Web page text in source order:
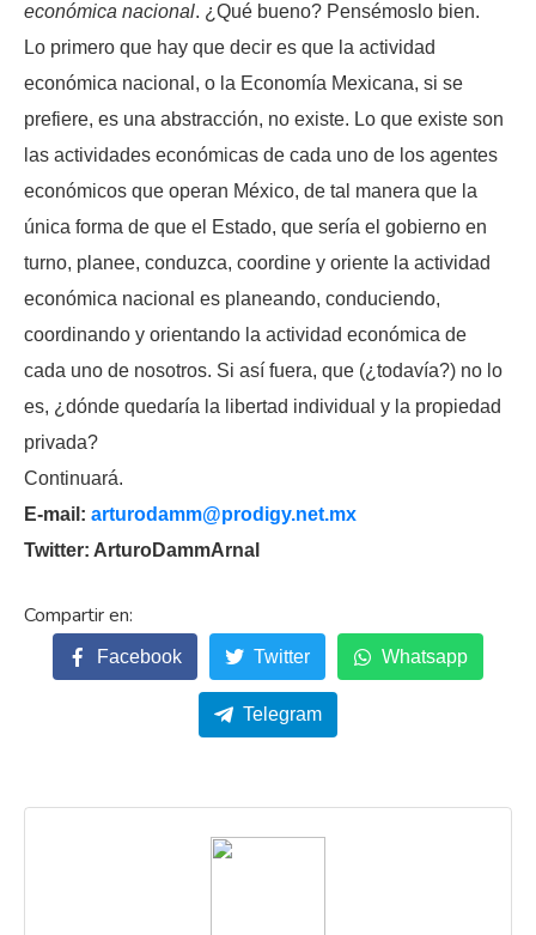
económica nacional. ¿Qué bueno? Pensémoslo bien.
Lo primero que hay que decir es que la actividad
económica nacional, o la Economía Mexicana, si se
prefiere, es una abstracción, no existe. Lo que existe son
las actividades económicas de cada uno de los agentes
económicos que operan México, de tal manera que la
única forma de que el Estado, que sería el gobierno en
turno, planee, conduzca, coordine y oriente la actividad
económica nacional es planeando, conduciendo,
coordinando y orientando la actividad económica de
cada uno de nosotros. Si así fuera, que (¿todavía?) no lo
es, ¿dónde quedaría la libertad individual y la propiedad
privada?
Continuará.
E-mail: arturodamm@prodigy.net.mx
Twitter: ArturoDammArnal
Facebook Twitter Whatsapp
Telegram